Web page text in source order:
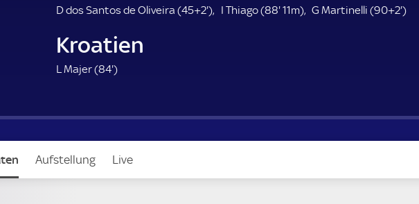
r
D dos Santos de Oliveira (45+2'4
t
) I Thiago (88'8
t
11m) G Martinelli (90+2'9
t
)
Kroatien
L Majer (84'8
m
n
u
)
Aufstellung Live